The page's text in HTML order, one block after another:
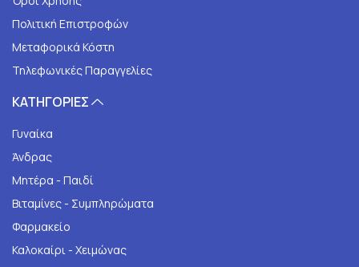
Πολιτική Επιστροφών
Μεταφορικά Κόστη
Τηλεφωνικές Παραγγελίες
ΚΑΤΗΓΟΡΙΕΣ
Γυναίκα
Άνδρας
Μητέρα - Παιδί
Βιταμίνες - Συμπληρώματα
Φαρμακείο
Καλοκαίρι - Χειμώνας